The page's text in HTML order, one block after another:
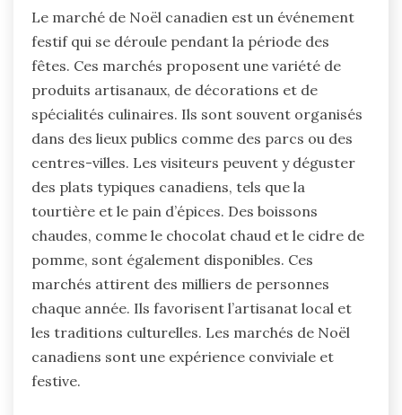
Le marché de Noël canadien est un événement
festif qui se déroule pendant la période des
fêtes. Ces marchés proposent une variété de
produits artisanaux, de décorations et de
spécialités culinaires. Ils sont souvent organisés
dans des lieux publics comme des parcs ou des
centres-villes. Les visiteurs peuvent y déguster
des plats typiques canadiens, tels que la
tourtière et le pain d’épices. Des boissons
chaudes, comme le chocolat chaud et le cidre de
pomme, sont également disponibles. Ces
marchés attirent des milliers de personnes
chaque année. Ils favorisent l’artisanat local et
les traditions culturelles. Les marchés de Noël
canadiens sont une expérience conviviale et
festive.